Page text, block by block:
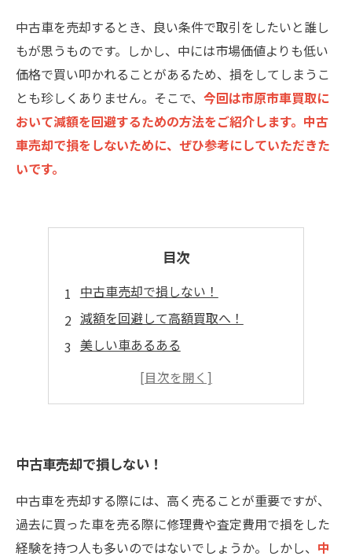
中古車を売却するとき、良い条件で取引をしたいと誰し
もが思うものです。しかし、中には市場価値よりも低い
価格で買い叩かれることがあるため、損をしてしまうこ
とも珍しくありません。そこで、 今回は市原市車買取に
おいて減額を回避するための方法をご紹介します。中古
車売却で損をしないために、ぜひ参考にしていただきた
いです。
目次
中古車売却で損しない！
減額を回避して高額買取へ！
美しい車あるある
市原市車買取の舞台裏
中古車売却で損しない！
中古車を売却する際には、高く売ることが重要ですが、
過去に買った車を売る際に修理費や査定費用で損をした
経験を持つ人も多いのではないでしょうか。しかし、 中